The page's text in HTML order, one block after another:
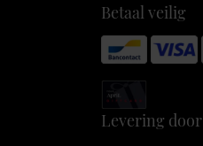
Betaal veilig
Levering door